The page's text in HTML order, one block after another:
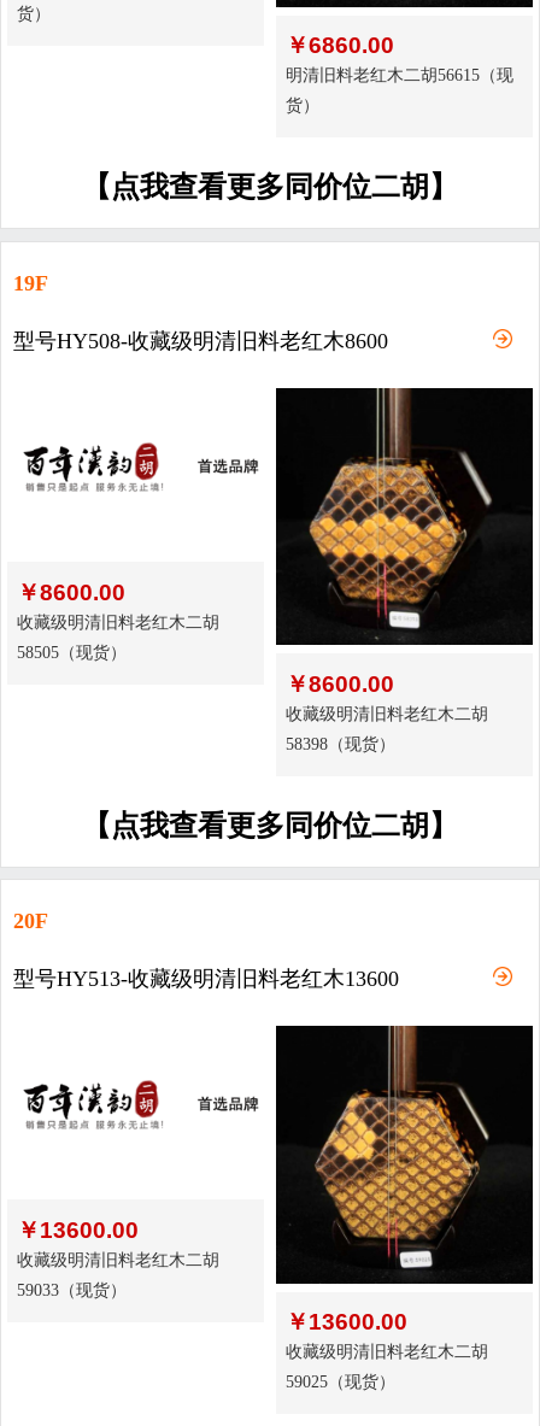
货）
￥6860.00
明清旧料老红木二胡56615（现
货）
【点我查看更多同价位二胡】
19F
型号HY508-收藏级明清旧料老红木8600
￥8600.00
收藏级明清旧料老红木二胡
58505（现货）
￥8600.00
收藏级明清旧料老红木二胡
58398（现货）
【点我查看更多同价位二胡】
20F
型号HY513-收藏级明清旧料老红木13600
￥13600.00
收藏级明清旧料老红木二胡
59033（现货）
￥13600.00
收藏级明清旧料老红木二胡
59025（现货）